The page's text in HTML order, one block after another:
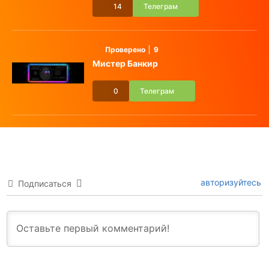
14 Телеграм
Проверено 9
Мистер Банкир
0 Телеграм
Подписаться авторизуйтесь